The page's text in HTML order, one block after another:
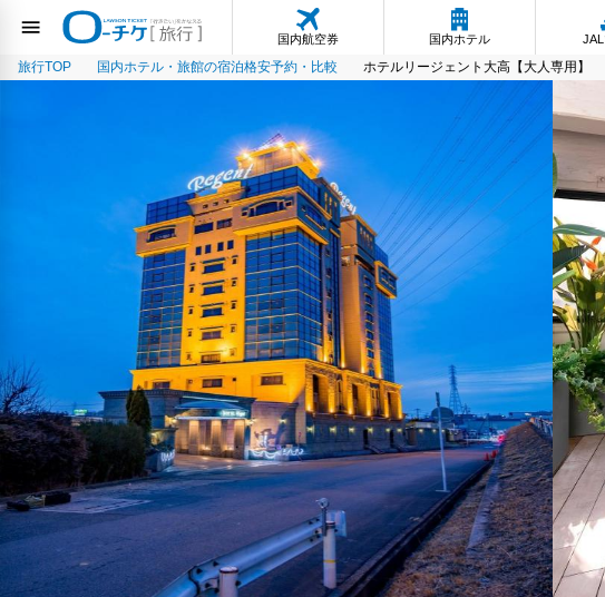
国内航空券 国内ホテル
旅行TOP 国内ホテル・旅館の宿泊格安予約・比較 ホテルリージェント大高【大人専用】